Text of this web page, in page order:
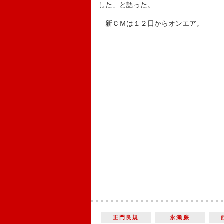
した」と語った。
新ＣＭは１２日からオンエア。
正門良規 永瀬廉